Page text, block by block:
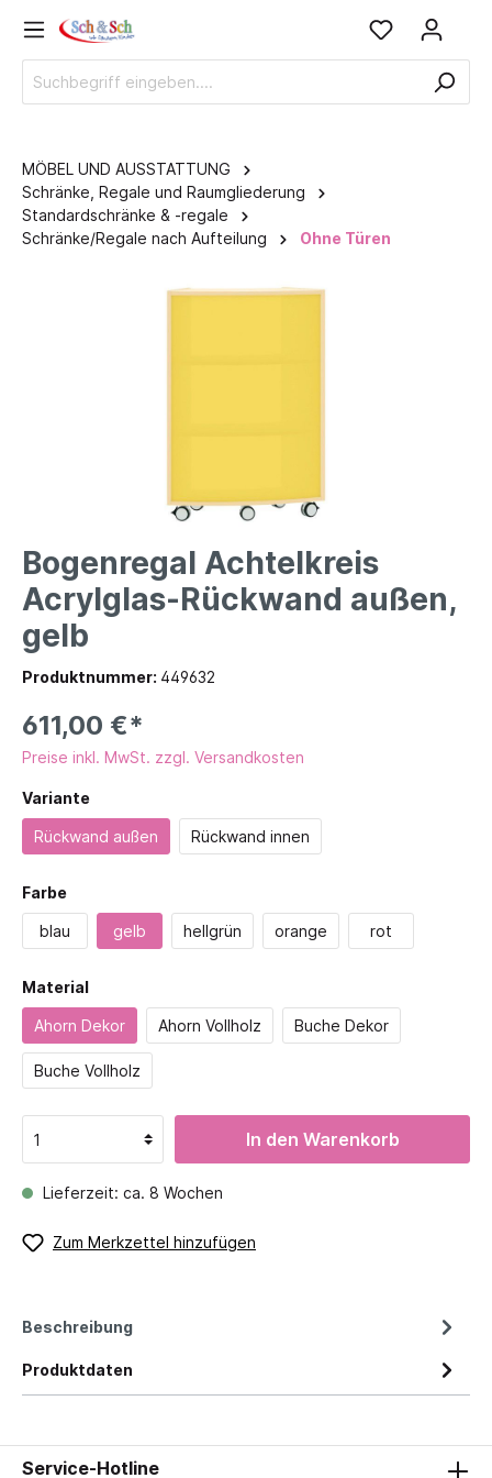
MÖBEL UND AUSSTATTUNG
Schränke, Regale und Raumgliederung
Standardschränke & -regale
Schränke/Regale nach Aufteilung
Ohne Türen
Bogenregal Achtelkreis
Acrylglas-Rückwand außen,
gelb
Produktnummer: 449632
611,00 €*
Preise inkl. MwSt. zzgl. Versandkosten
Variante
Rückwand außen Rückwand innen
Farbe
blau gelb hellgrün orange rot
Material
Ahorn Dekor Ahorn Vollholz Buche Dekor
Buche Vollholz
In den Warenkorb
Lieferzeit: ca. 8 Wochen
Zum Merkzettel hinzufügen
Beschreibung
Produktdaten
Service-Hotline